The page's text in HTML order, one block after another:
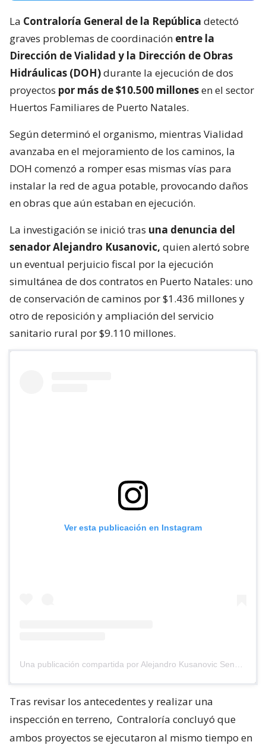
La Contraloría General de la República detectó
graves problemas de coordinación entre la
Dirección de Vialidad y la Dirección de Obras
Hidráulicas (DOH)durante la ejecución de dos
proyectos por más de $10.500 millonesen el sector
Huertos Familiares de Puerto Natales.
Según determinó el organismo, mientras Vialidad
avanzaba en el mejoramiento de los caminos, la
DOH comenzó a romper esas mismas vías para
instalar la red de agua potable, provocando daños
en obras que aún estaban en ejecución.
La investigación se inició tras una denuncia del
senador Alejandro Kusanovic, quien alertó sobre
un eventual perjuicio fiscal por la ejecución
simultánea de dos contratos en Puerto Natales: uno
de conservación de caminos por $1.436 millones y
otro de reposición y ampliación del servicio
sanitario rural por $9.110 millones.
Ver esta publicación en Instagram
Tras revisar los antecedentes y realizar una
inspección en terreno, Contraloría concluyó que
ambos proyectos se ejecutaron al mismo tiempo en